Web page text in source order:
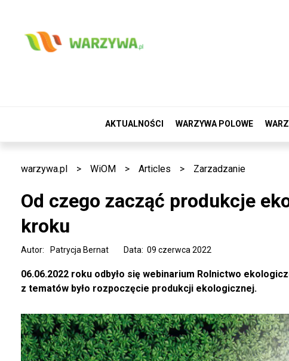
AKTUALNOŚCI WARZYWA POLOWE
warzywa.pl > WiOM > Articles > Zarzadzanie
Od czego zacząć produkcje
kroku
Data: 09 czerwca 2022
Autor: Patrycja Bernat
06.06.2022 roku odbyło się webinarium Rolnictwo
z tematów było rozpoczęcie produkcji ekologicznej.